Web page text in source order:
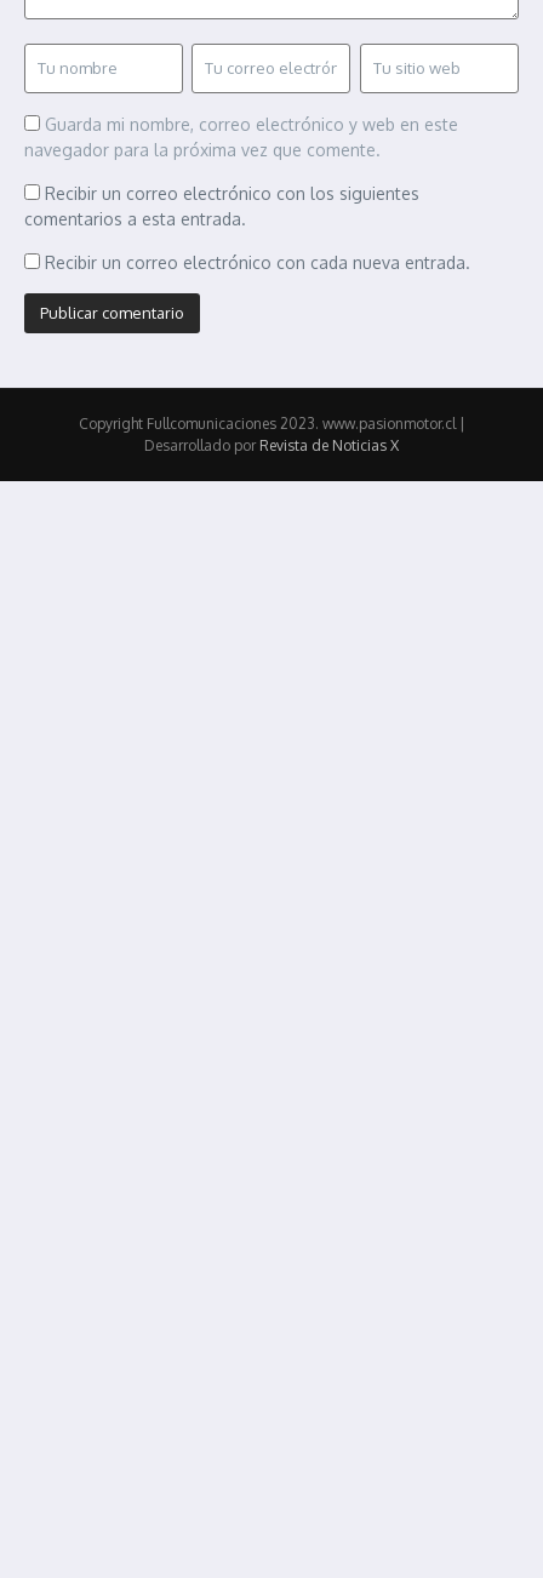
Guarda mi nombre, correo electrónico y web en este
navegador para la próxima vez que comente.
Recibir un correo electrónico con los siguientes
comentarios a esta entrada.
Recibir un correo electrónico con cada nueva entrada.
Copyright Fullcomunicaciones 2023. www.pasionmotor.cl |
Desarrollado por Revista de Noticias X